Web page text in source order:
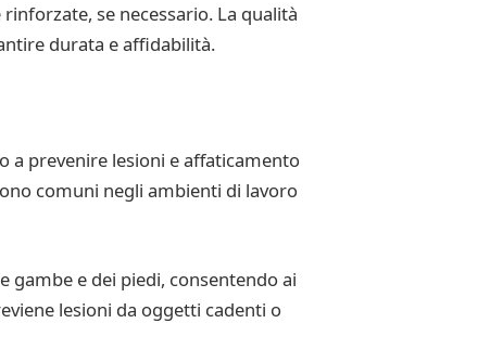
se necessario. La qualità
durata e affidabilità.
a prevenire lesioni e affaticamento
comuni negli ambienti di lavoro
gambe e dei piedi, consentendo ai
lesioni da oggetti cadenti o